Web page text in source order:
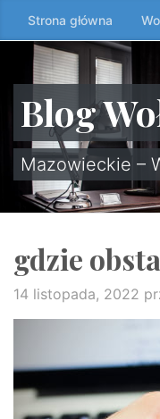
Przeskocz
do
treści
↷
Strona główna
Blog
Mazowieckie –
gdzie
14 listopada, 2022